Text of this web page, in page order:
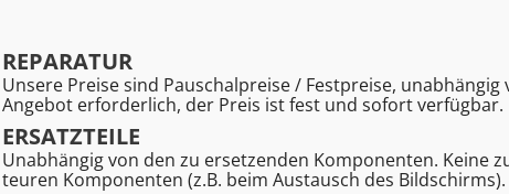
REPARATUR
Unsere Preise sind Pauschalpreise / Festpreise,
Angebot erforderlich, der Preis ist fest und sofort verfügbar.
ERSATZTEILE
Unabhängig von den zu ersetzenden Komponenten. Keine
teuren Komponenten (z.B. beim Austausch des Bildschirms).